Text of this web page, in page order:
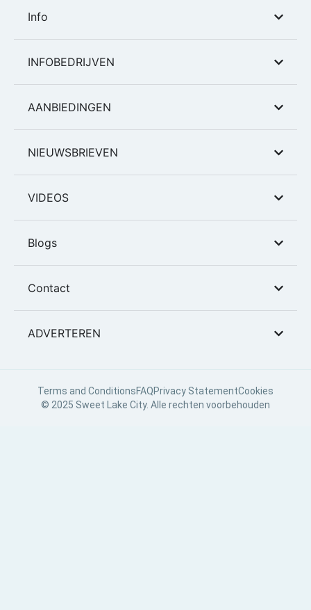
Info
INFOBEDRIJVEN
AANBIEDINGEN
NIEUWSBRIEVEN
VIDEOS
Blogs
Contact
ADVERTEREN
Terms and ConditionsFAQPrivacy StatementCookies
© 2025 Sweet Lake City. Alle rechten voorbehouden